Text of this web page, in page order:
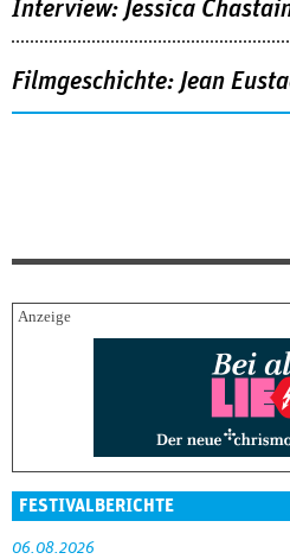
Interview: Jessica
Filmgeschichte: Jean
FESTIVALBERICHTE
06.08.2026